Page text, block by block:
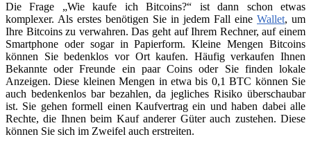
Die Frage „Wie kaufe ich Bitcoins?“ ist dann schon etwas
komplexer. Als erstes benötigen Sie in jedem Fall eine Wallet, um
Ihre Bitcoins zu verwahren. Das geht auf Ihrem Rechner, auf einem
Smartphone oder sogar in Papierform. Kleine Mengen Bitcoins
können Sie bedenklos vor Ort kaufen. Häufig verkaufen Ihnen
Bekannte oder Freunde ein paar Coins oder Sie finden lokale
Anzeigen. Diese kleinen Mengen in etwa bis 0,1 BTC können Sie
auch bedenkenlos bar bezahlen, da jegliches Risiko überschaubar
ist. Sie gehen formell einen Kaufvertrag ein und haben dabei alle
Rechte, die Ihnen beim Kauf anderer Güter auch zustehen. Diese
können Sie sich im Zweifel auch erstreiten.